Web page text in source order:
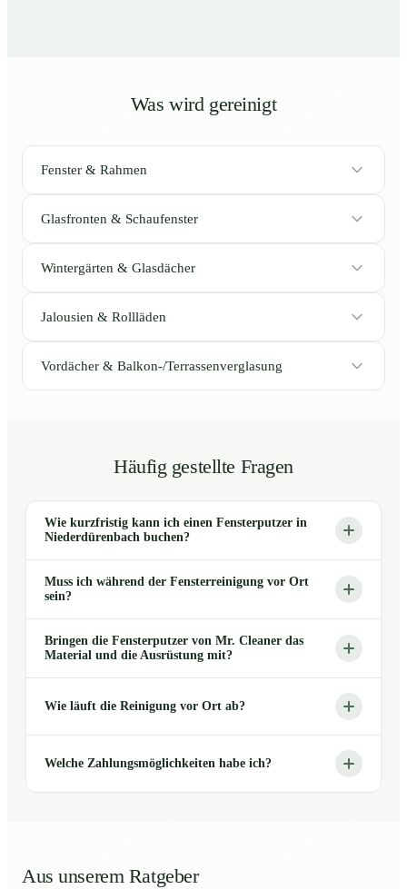
Was wird gereinigt
Fenster & Rahmen
Glasfronten & Schaufenster
Wintergärten & Glasdächer
Jalousien & Rollläden
Vordächer & Balkon-/Terrassenverglasung
Häufig gestellte Fragen
Wie kurzfristig kann ich einen Fensterputzer in
Niederdürenbach buchen?
Muss ich während der Fensterreinigung vor Ort
sein?
Bringen die Fensterputzer von Mr. Cleaner das
Material und die Ausrüstung mit?
Wie läuft die Reinigung vor Ort ab?
Welche Zahlungsmöglichkeiten habe ich?
Aus unserem Ratgeber